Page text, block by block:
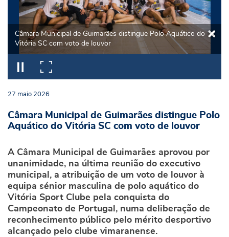
Câmara Municipal de Guimarães distingue Polo Aquático do
Vitória SC com voto de louvor
27 maio 2026
Câmara Municipal de Guimarães distingue Polo
Aquático do Vitória SC com voto de louvor
A Câmara Municipal de Guimarães aprovou por
unanimidade, na última reunião do executivo
municipal, a atribuição de um voto de louvor à
equipa sénior masculina de polo aquático do
Vitória Sport Clube pela conquista do
Campeonato de Portugal, numa deliberação de
reconhecimento público pelo mérito desportivo
alcançado pelo clube vimaranense.